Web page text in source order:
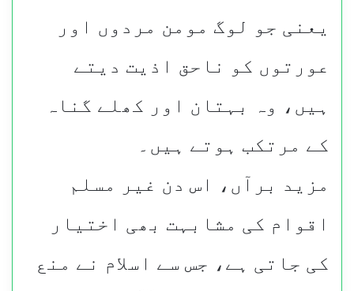
یعنی جو لوگ مومن مردوں اور
عورتوں کو ناحق اذیت دیتے
ہیں، وہ بہتان اور کھلے گناہ
کے مرتکب ہوتے ہیں۔
مزید برآں، اس دن غیر مسلم
اقوام کی مشابہت بھی اختیار
کی جاتی ہے، جس سے اسلام نے منع